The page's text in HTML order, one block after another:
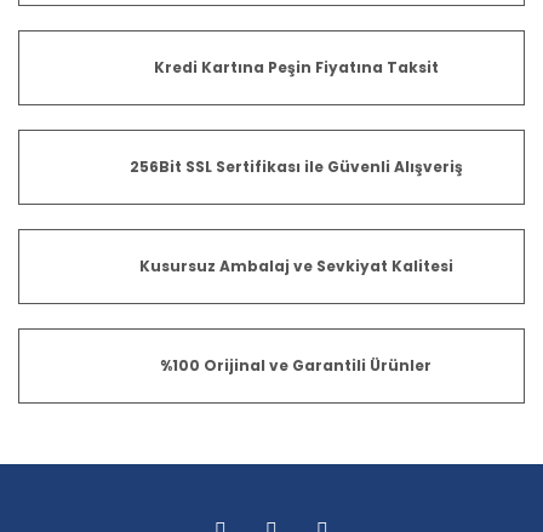
Kredi Kartına Peşin Fiyatına Taksit
256Bit SSL Sertifikası ile Güvenli Alışveriş
Kusursuz Ambalaj ve Sevkiyat Kalitesi
%100 Orijinal ve Garantili Ürünler